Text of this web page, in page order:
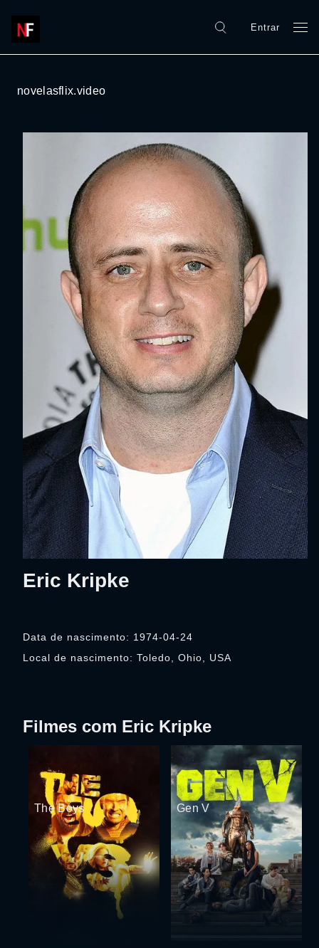
Entrar
novelasflix.video
Eric Kripke
Data de nascimento: 1974-04-24
Local de nascimento: Toledo, Ohio, USA
Filmes com Eric Kripke
The Boys Gen V